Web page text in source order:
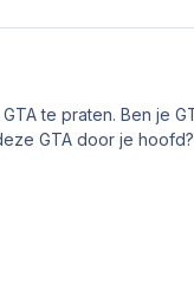
te praten. Ben je
GTA door je